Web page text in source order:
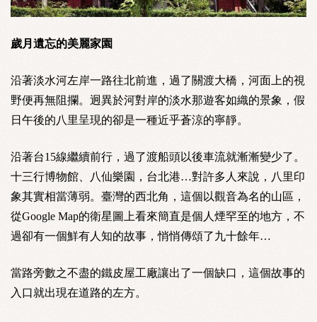
歲月遺忘的美麗家園
沿著淡水河左岸一路往北前進，過了關渡大橋，河面上的視
野便再無阻攔。迥異於河對岸的淡水那遊客如織的景象，假
日午後的八里呈現的卻是一種近乎蒼涼的寧靜。
沿著台15線繼續前行，過了渡船頭以後車流就漸漸變少了。
十三行博物館、八仙樂園，台北港…對許多人來說，八里印
象其實相當薄弱。臺灣的西北角，這個以觀音為名的山區，
從Google Map的衛星圖上看來簡直是個人煙罕至的地方，不
過卻有一個鮮有人知的故事，悄悄傳頌了九十餘年…
當路旁數之不盡的鐵皮屋工廠讓出了一個缺口，這個故事的
入口就出現在道路的左方。